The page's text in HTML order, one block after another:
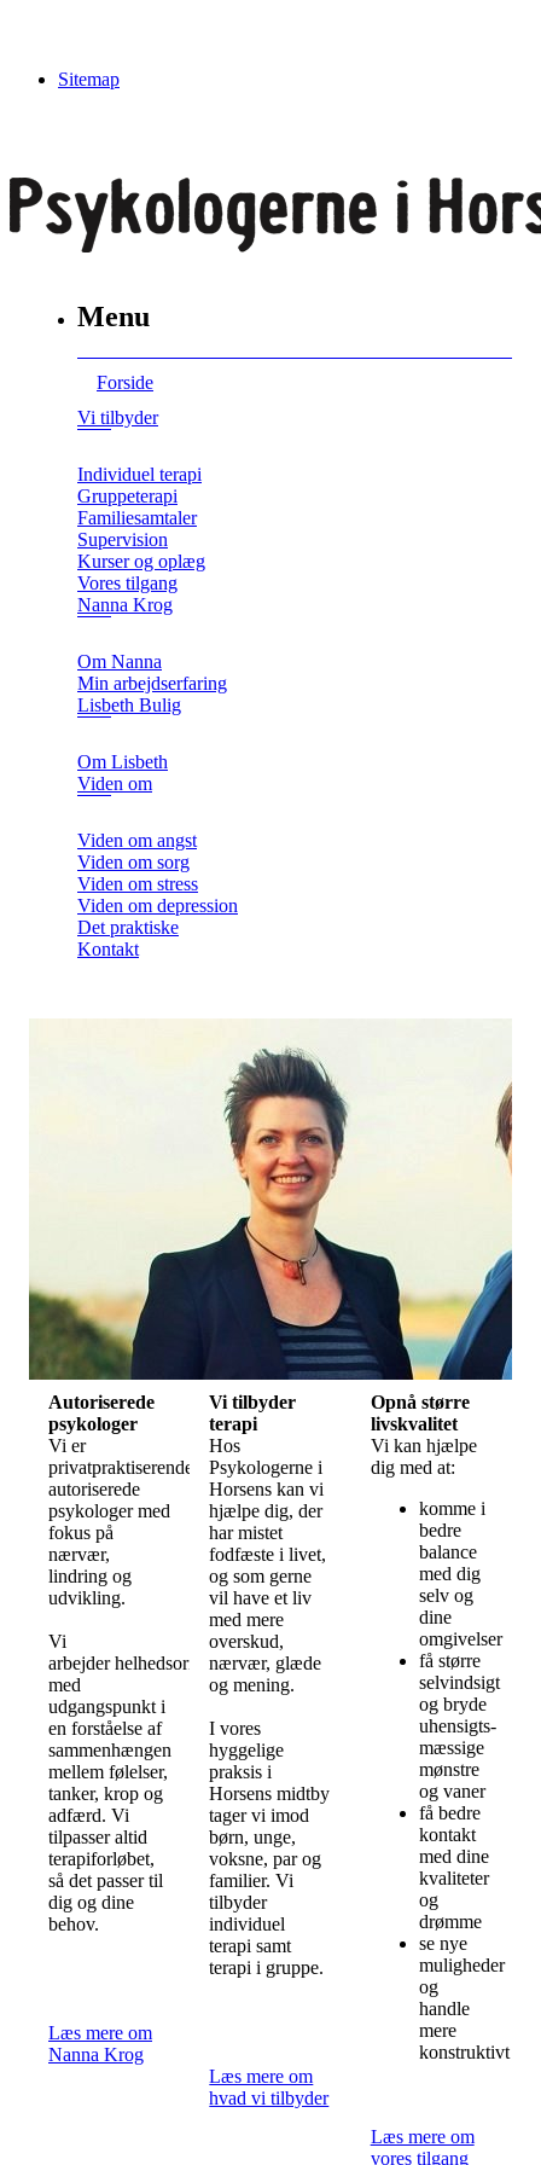
Sitemap
Menu
Forside
Vi tilbyder
Individuel terapi
Gruppeterapi
Familiesamtaler
Supervision
Kurser og oplæg
Vores tilgang
Nanna Krog
Om Nanna
Min arbejdserfaring
Lisbeth Bulig
Om Lisbeth
Viden om
Viden om angst
Viden om sorg
Viden om stress
Viden om depression
Det praktiske
Kontakt
Autoriserede
psykologer
Vi er
privatpraktiserende,
autoriserede
psykologer med
fokus på
nærvær,
lindring og
udvikling.
Vi
arbejder helhedsorienteret
med
udgangspunkt i
en forståelse af
sammenhængen
mellem følelser,
tanker, krop og
adfærd. Vi
tilpasser altid
terapiforløbet,
så det passer til
dig og dine
behov.
Læs mere om
Nanna Krog
Vi tilbyder
terapi
Hos
Psykologerne i
Horsens kan vi
hjælpe dig, der
har mistet
fodfæste i livet,
og som gerne
vil have et liv
med mere
overskud,
nærvær, glæde
og mening.
I vores
hyggelige
praksis i
Horsens midtby
tager vi imod
børn, unge,
voksne, par og
familier. Vi
tilbyder
individuel
terapi samt
terapi i gruppe.
Læs mere om
hvad vi tilbyder
Opnå større
livskvalitet
Vi kan hjælpe
dig med at:
komme i
bedre
balance
med dig
selv og
dine
omgivelser
få større
selvindsigt
og bryde
uhensigts-
mæssige
mønstre
og vaner
få bedre
kontakt
med dine
kvaliteter
og
drømme
se nye
muligheder
og
handle
mere
konstruktivt
Læs mere om
vores tilgang